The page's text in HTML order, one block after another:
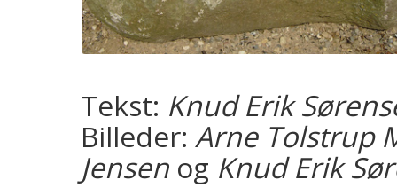
Tekst: Knud Erik
Billeder: Arne Tolstrup
Jensenog Knud Erik